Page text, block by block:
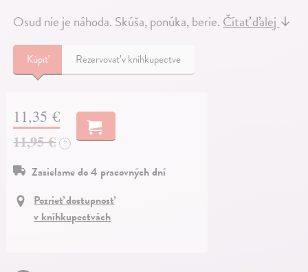
Osud nie je náhoda. Skúša, ponúka, berie. Čítať ďalej ↓
Kúpiť Rezervovať v kníhkupectve
11,35 €
11,95 € ?
Zasielame do 4 pracovných dní
Pozrieť dostupnosť
v kníhkupectvách